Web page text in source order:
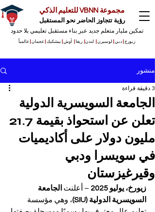
مجموعة VBNN للتعليم الذكي
رؤية تتجاوز الحاضر نحو المستقبل
تمكين مليار متعلم جديد عبر بناء مستقبل تعليمي بلا حدود
زيورخ دبي لوسيرن لندن ريغا أوش بيشكيك عجمان |عالمياً
منشور
الجامعة السويسرية الدولية
تعلن عن استحواذ بقيمة 21.7
مليون دولار على أكاديميات
في سويسرا ودبي
وقيرغيزستان
3 دقيقة قراءة
زيورخ، يوليو 2025 – أعلنت الجامعة
السويسرية الدولية (SIU)
، وهي مؤسسة